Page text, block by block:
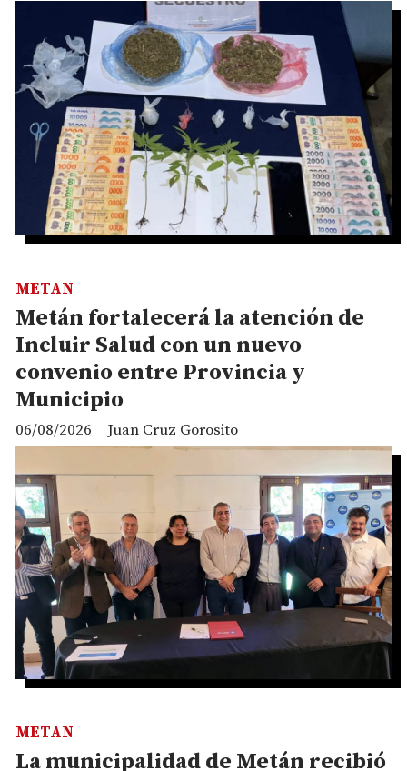
Metán fortalecerá la atención de
Incluir Salud con un nuevo
convenio entre Provincia y
Municipio
Juan Cruz Gorosito
METAN
06/08/2026
La municipalidad de Metán recibió
METAN